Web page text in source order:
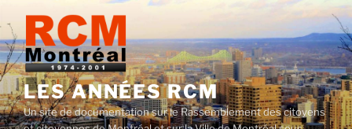
au
contenu
LES ANNÉES RCM
Un site de documentation sur le Rassemblement des citoyens